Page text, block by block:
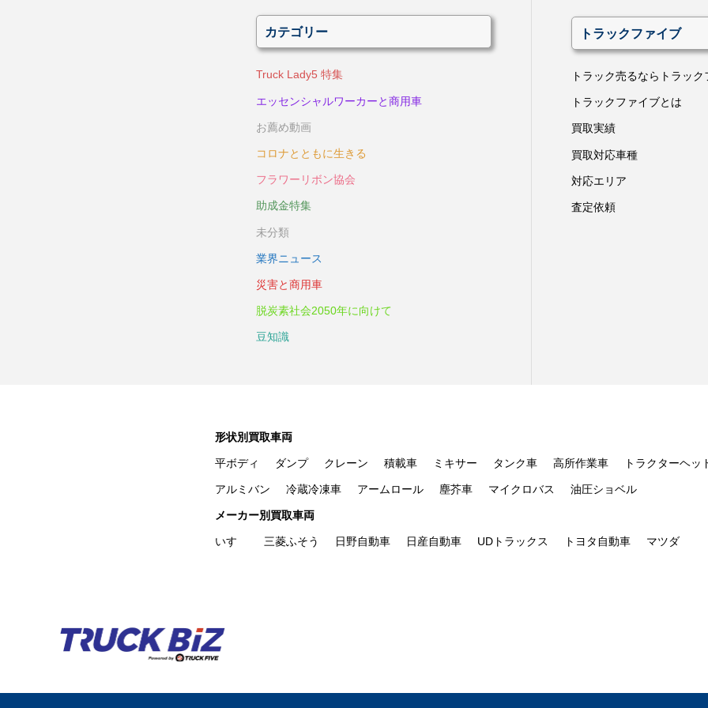
カテゴリー
Truck Lady5 特集
エッセンシャルワーカーと商用車
お薦め動画
コロナとともに生きる
フラワーリボン協会
助成金特集
未分類
業界ニュース
災害と商用車
脱炭素社会2050年に向けて
豆知識
トラックファイブ
トラック売るならトラック
トラックファイブとは
買取実績
買取対応車種
対応エリア
査定依頼
形状別買取車両
平ボディ ダンプ クレーン 積載車 ミキサー タンク車 高所作業車 トラクターヘッ
アルミバン 冷蔵冷凍車 アームロール 塵芥車 マイクロバス 油圧ショベル
メーカー別買取車両
いすゞ 三菱ふそう 日野自動車 日産自動車 UDトラックス トヨタ自動車 マツダ